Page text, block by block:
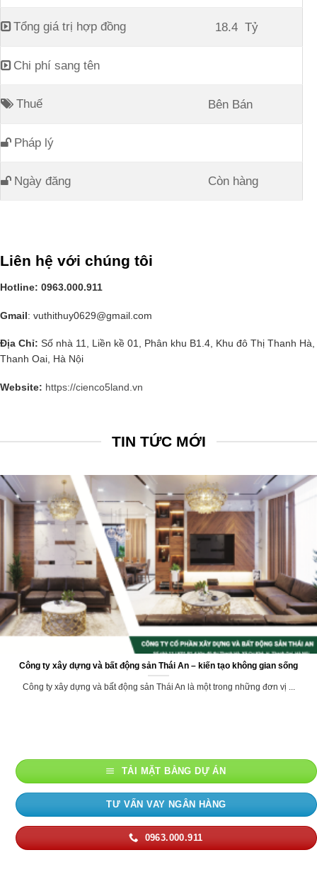
Tổng giá trị hợp đồng 18.4 Tỷ
Chi phí sang tên
Thuế Bên Bán
Pháp lý
Ngày đăng Còn hàng
Liên hệ với chúng tôi
Hotline: 0963.000.911
Gmail: vuthithuy0629@gmail.com
Địa Chỉ: Số nhà 11, Liền kề 01, Phân khu B1.4, Khu đô Thị Thanh Hà,
Thanh Oai, Hà Nội
Website: https://cienco5land.vn
TIN TỨC MỚI
Công ty xây dựng và bất động sản Thái An – kiến tạo không gian sống
Công ty xây dựng và bất động sản Thái An là một trong những đơn vị ...
TẢI MẶT BẰNG DỰ ÁN
TƯ VẤN VAY NGÂN HÀNG
0963.000.911